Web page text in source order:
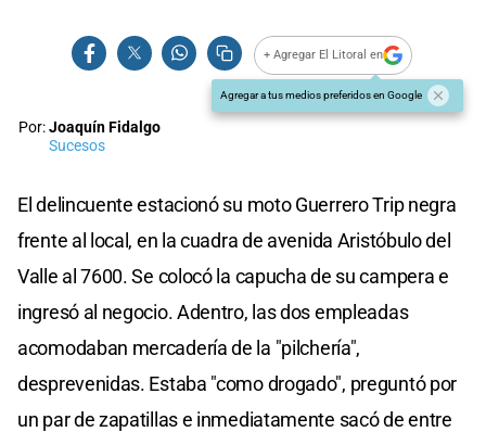
+ Agregar El Litoral en
Agregar a tus medios preferidos en Google
Por:Joaquín Fidalgo
Sucesos
El delincuente estacionó su moto Guerrero Trip negra
frente al local, en la cuadra de avenida Aristóbulo del
Valle al 7600. Se colocó la capucha de su campera e
ingresó al negocio. Adentro, las dos empleadas
acomodaban mercadería de la "pilchería",
desprevenidas. Estaba "como drogado", preguntó por
un par de zapatillas e inmediatamente sacó de entre